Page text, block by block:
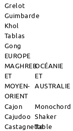
Grelot
Guimbarde
Khol
Tablas
Gong
EUROPE
MAGHREB
ET
MOYEN-
ORIENT
OCÉANIE
ET
AUSTRALIE
Cajon
Cajudoo
Castagnette
Monochord
Shaker
Table